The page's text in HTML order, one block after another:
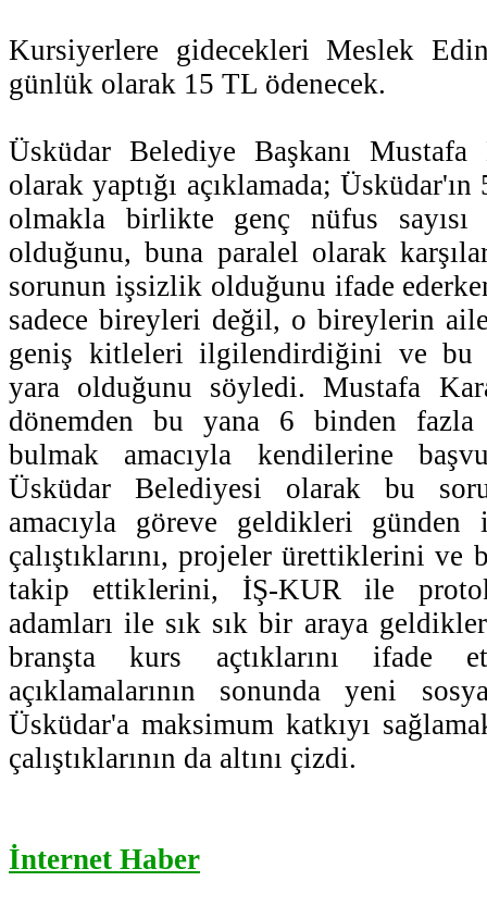
Kursiyerlere gidecekleri Meslek
günlük olarak 15 TL ödenecek.
Üsküdar Belediye Başkanı
olarak yaptığı açıklamada;
olmakla birlikte genç nüfus
olduğunu, buna paralel olarak
sorunun işsizlik olduğunu ifade
sadece bireyleri değil, o bireylerin
geniş kitleleri ilgilendirdiğini ve bu
yara olduğunu söyledi. Mustafa
dönemden bu yana 6 binden fazla
bulmak amacıyla kendilerine
Üsküdar Belediyesi olarak bu
amacıyla göreve geldikleri günden
çalıştıklarını, projeler ürettiklerini ve
takip ettiklerini, İŞ-KUR ile
adamları ile sık sık bir araya
branşta kurs açtıklarını ifade
açıklamalarının sonunda yeni
Üsküdar'a maksimum katkıyı
çalıştıklarının da altını çizdi.
İnternet Haber